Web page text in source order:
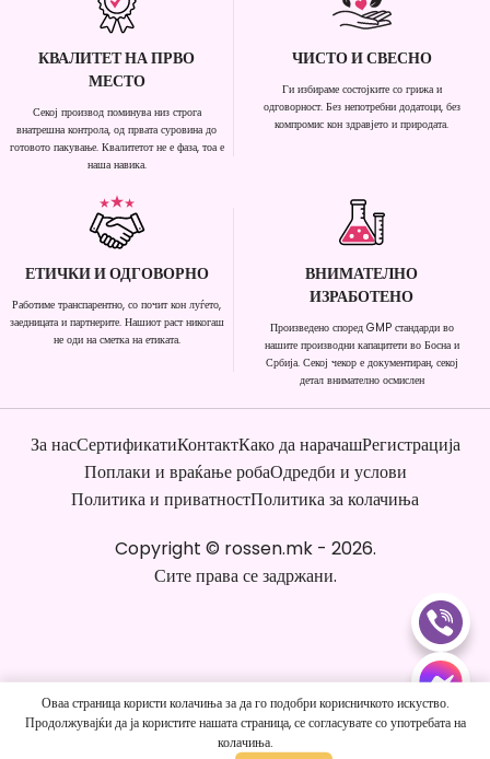
КВАЛИТЕТ НА ПРВО
МЕСТО
Секој производ поминува низ строга
внатрешна контрола, од првата суровина до
готовото пакување. Квалитетот не е фаза, тоа е
наша навика.
ЧИСТО И СВЕСНО
Ги избираме состојките со грижа и
одговорност. Без непотребни додатоци, без
компромис кон здравјето и природата.
ЕТИЧКИ И ОДГОВОРНО
Работиме транспарентно, со почит кон луѓето,
заедницата и партнерите. Нашиот раст никогаш
не оди на сметка на етиката.
ВНИМАТЕЛНО
ИЗРАБОТЕНО
Произведено според GMP стандарди во
нашите производни капацитети во Босна и
Србија. Секој чекор е документиран, секој
детал внимателно осмислен
За насСертификатиКонтактКако да нарачашРегистрација
Поплаки и враќање робаОдредби и услови
Политика и приватностПолитика за колачиња
Copyright © rossen.mk- 2026.
Сите права се задржани.
Оваа страница користи колачиња за да го подобри корисничкото искуство.
Продолжувајќи да ја користите нашата страница, се согласувате со употребата на
колачиња.